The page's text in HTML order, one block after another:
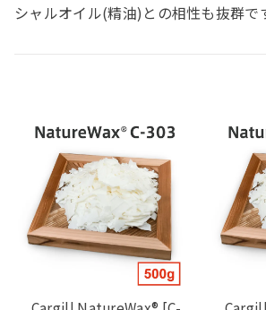
シャルオイル(精油)との相性も抜群で